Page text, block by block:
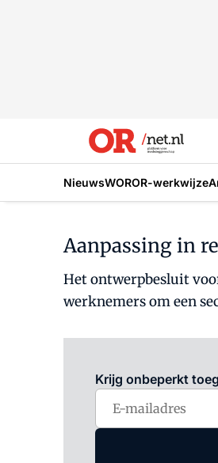
NieuwsWOROR-werkwijze
Aanpassing in
Het ontwerpbesluit
werknemers om een
Krijg onbeperkt